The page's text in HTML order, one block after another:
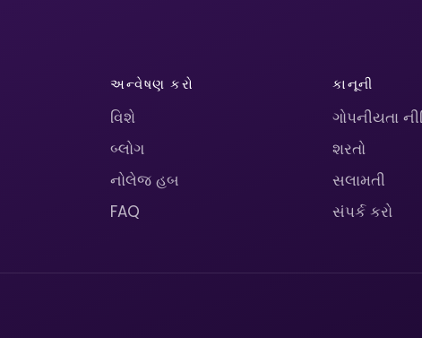
અન્વેષણ કરો
વિશે
બ્લોગ
નોલેજ હબ
FAQ
કાનૂની
ગોપનીયતા
શરતો
સલામતી
સંપર્ક કરો